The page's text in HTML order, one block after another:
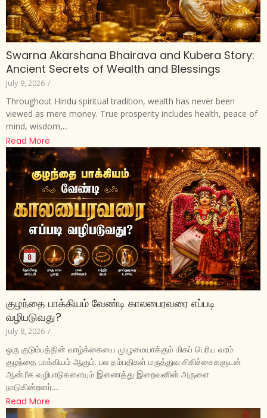
Swarna Akarshana Bhairava and Kubera Story:
Ancient Secrets of Wealth and Blessings
July 9, 2026 /
Throughout Hindu spiritual tradition, wealth has never been
viewed as mere money. True prosperity includes health, peace of
mind, wisdom,...
Read More
குழந்தை பாக்கியம் வேண்டி காலபைரவரை எப்படி
வழிபடுவது?
July 8, 2026 /
ஒரு குடும்பத்தின் வாழ்க்கையை முழுமையாக்கும் மிகப் பெரிய வரம்
குழந்தை பாக்கியம் ஆகும். பல தம்பதிகள் மருத்துவ சிகிச்சைகளுடன்
ஆன்மீக வழிபாடுகளையும் இணைத்து இறைவனின் அருளை
நாடுகின்றனர்....
Read More